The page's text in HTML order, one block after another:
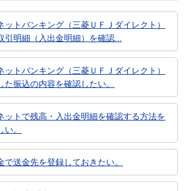
ットバンキング（三菱ＵＦＪダイレクト）
引明細（入出金明細）を確認...
ットバンキング（三菱ＵＦＪダイレクト）
た振込の内容を確認したい。
ットで残高・入出金明細を確認する方法を
。
で送金先を登録しておきたい。